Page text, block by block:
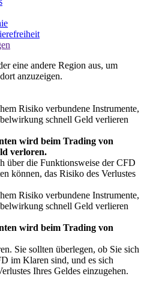
eine andere Region aus, um
anzuzeigen.
Risiko verbundene Instrumente,
schnell Geld verlieren
wird beim Trading von
verloren.
über die Funktionsweise der CFD
können, das Risiko des Verlustes
Risiko verbundene Instrumente,
schnell Geld verlieren
wird beim Trading von
Sie sollten überlegen, ob Sie sich
im Klaren sind, und es sich
Ihres Geldes einzugehen.